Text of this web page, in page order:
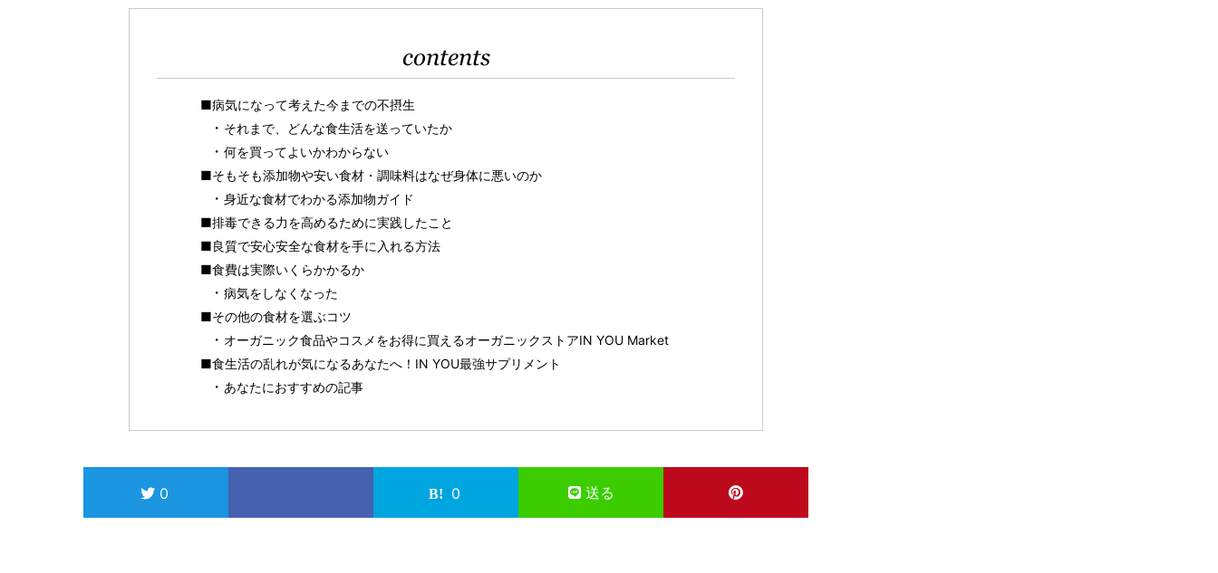
contents
■病気になって考えた今までの不摂生
それまで、どんな食生活を送っていたか
何を買ってよいかわからない
■そもそも添加物や安い食材・調味料はなぜ身体に悪いのか
身近な食材でわかる添加物ガイド
■排毒できる力を高めるために実践したこと
■良質で安心安全な食材を手に入れる方法
■食費は実際いくらかかるか
病気をしなくなった
■その他の食材を選ぶコツ
オーガニック食品やコスメをお得に買えるオーガニックストアIN YOU Market
■食生活の乱れが気になるあなたへ！IN YOU最強サプリメント
あなたにおすすめの記事
0 0 送る